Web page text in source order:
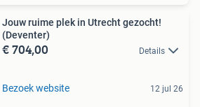
Jouw ruime plek in Utrecht gezocht!
(Deventer)
€ 704,00 Details
Bezoek website 12 jul 26